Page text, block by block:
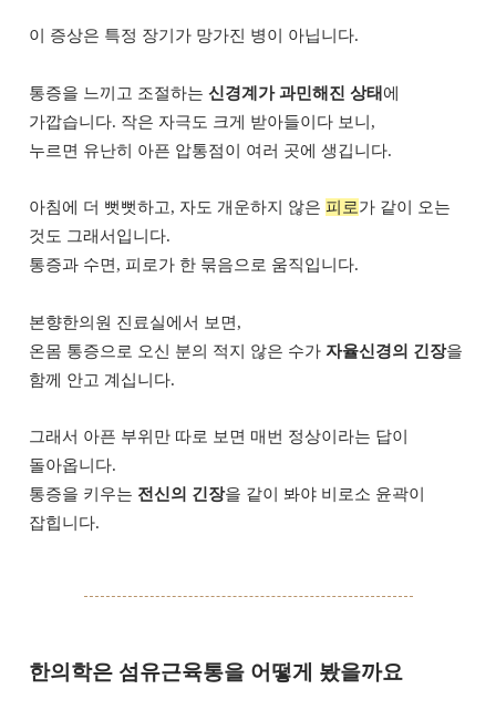
이 증상은 특정 장기가 망가진 병이 아닙니다.
통증을 느끼고 조절하는 신경계가 과민해진 상태에
가깝습니다. 작은 자극도 크게 받아들이다 보니,
누르면 유난히 아픈 압통점이 여러 곳에 생깁니다.
아침에 더 뻣뻣하고, 자도 개운하지 않은 피로가 같이 오는
것도 그래서입니다.
통증과 수면, 피로가 한 묶음으로 움직입니다.
본향한의원 진료실에서 보면,
온몸 통증으로 오신 분의 적지 않은 수가 자율신경의 긴장을
함께 안고 계십니다.
그래서 아픈 부위만 따로 보면 매번 정상이라는 답이
돌아옵니다.
통증을 키우는 전신의 긴장을 같이 봐야 비로소 윤곽이
잡힙니다.
한의학은 섬유근육통을 어떻게 봤을까요